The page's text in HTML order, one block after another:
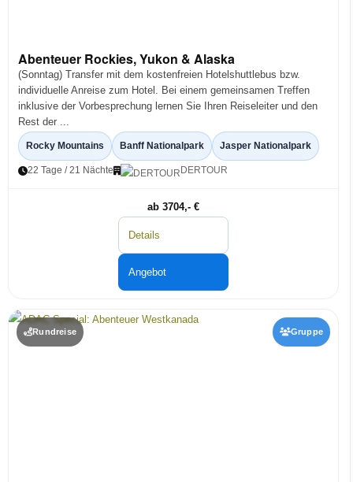
Abenteuer Rockies, Yukon & Alaska
(Sonntag) Transfer mit dem kostenfreien Hotelshuttlebus bzw.
individuelle Anreise zum Hotel. Bei einem gemeinsamen Treffen
inklusive der Vorbesprechung lernen Sie Ihren Reiseleiter und den
Rest der ...
Rocky Mountains Banff Nationalpark Jasper Nationalpark
22 Tage / 21 Nächte DERTOUR
ab 3704,- €
Details
Angebot
Rundreise Gruppe